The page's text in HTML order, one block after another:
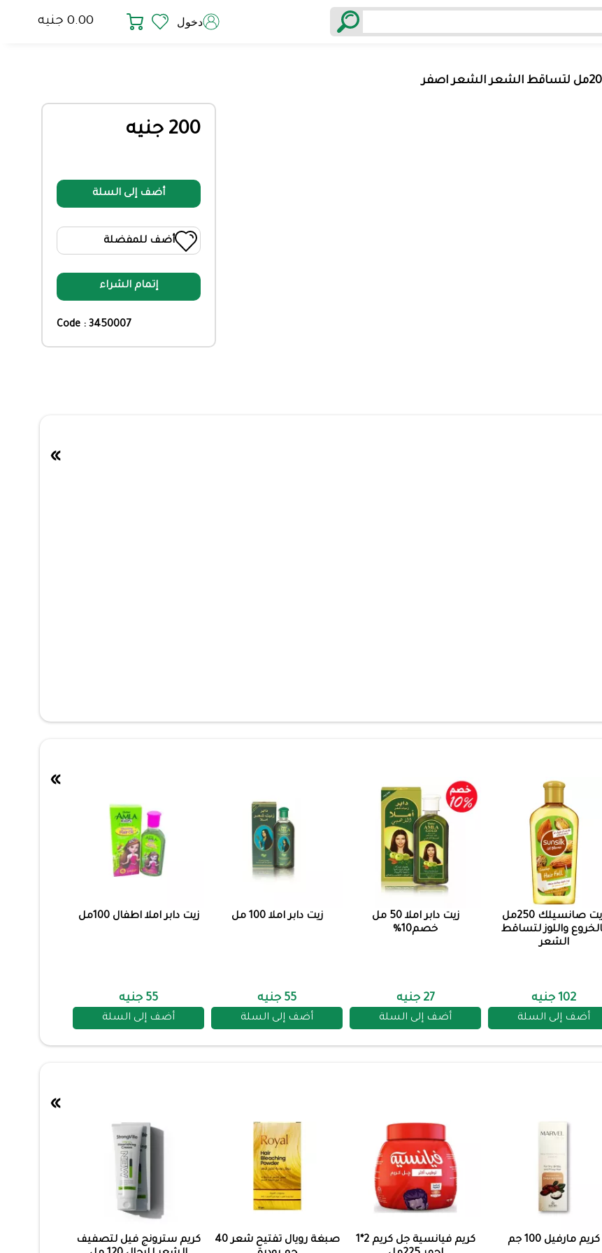
دخول 0.00 جنيه
200 جنيه
أضف إلى السلة
أضف للمفضلة
إتمام الشراء
Code : 3450007
»
زيت صانسيلك 250مل
واللوز لتساقط
الشعر
102 جنيه
أضف إلى السلة
زيت دابر املا 50 مل
خصم10%
27 جنيه
أضف إلى السلة
زيت دابر املا 100 مل
55 جنيه
أضف إلى السلة
زيت دابر املا اطفال 100مل
55 جنيه
أضف إلى السلة
»
كريم مارفيل 100 جم
كريم فيانسية جل كريم 2*1
صبغة رويال تفتيح شعر 40
كريم سترونج فيل لتصفيف
»